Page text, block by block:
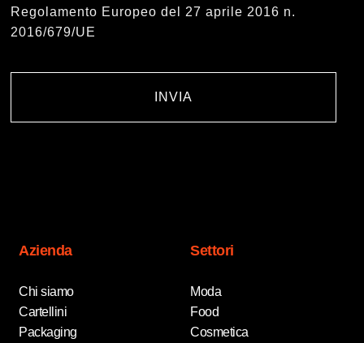
Regolamento Europeo del 27 aprile 2016 n.
2016/679/UE
INVIA
Azienda
Chi siamo
Cartellini
Packaging
Settori
Moda
Food
Cosmetica